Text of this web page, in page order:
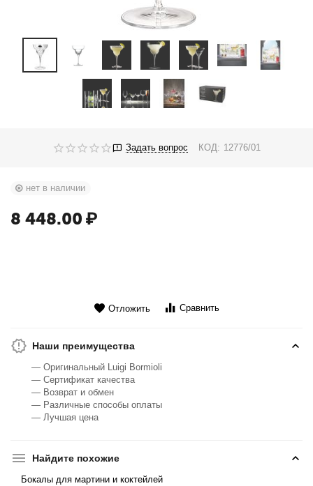
Задать вопрос КОД: 12776/01
нет в наличии
8 448.00 ₽
Отложить Сравнить
Наши преимущества
— Оригинальный Luigi Bormioli
— Сертификат качества
— Возврат и обмен
— Различные способы оплаты
— Лучшая цена
Найдите похожие
Бокалы для мартини и коктейлей